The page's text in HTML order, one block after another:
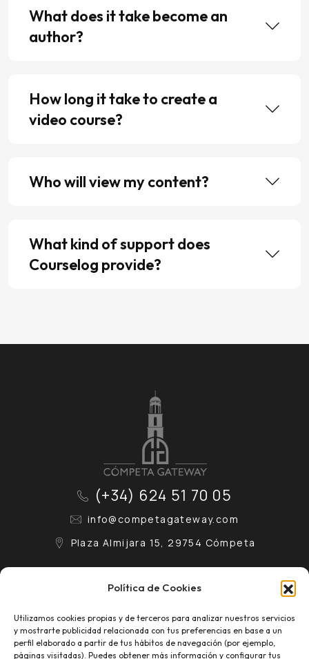
Política de Cookies
Utilizamos cookies propias y de terceros para analizar nuestros servicios
y mostrarte publicidad relacionada con tus preferencias en base a un
perfil elaborado a partir de tus hábitos de navegación (por ejemplo,
páginas visitadas). Puedes obtener más información y configurar tus
What does it take become an
author?
How long it take to create a
video course?
Who will view my content?
What kind of support does
Courselog provide?
(+34) 624 51 70 05
info@competagateway.com
Plaza Almijara 15, 29754 Cómpeta
Contacto
Eventos Política de Cookies